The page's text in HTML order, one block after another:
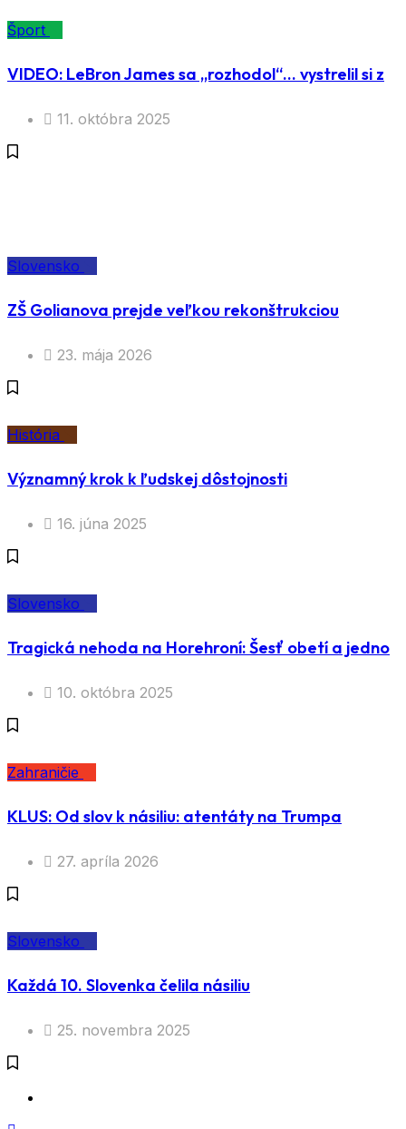
Šport
VIDEO: LeBron James sa „rozhodol“… vystrelil si z
11. októbra 2025
Slovensko
ZŠ Golianova prejde veľkou rekonštrukciou
23. mája 2026
História
Významný krok k ľudskej dôstojnosti
16. júna 2025
Slovensko
Tragická nehoda na Horehroní: Šesť obetí a jedno
10. októbra 2025
Zahraničie
KLUS: Od slov k násiliu: atentáty na Trumpa
27. apríla 2026
Slovensko
Každá 10. Slovenka čelila násiliu
25. novembra 2025